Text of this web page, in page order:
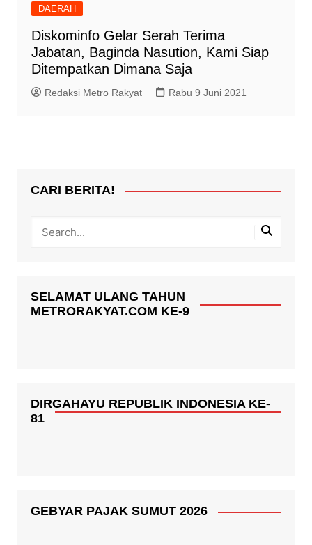
DAERAH
Diskominfo Gelar Serah Terima
Jabatan, Baginda Nasution, Kami Siap
Ditempatkan Dimana Saja
Redaksi Metro Rakyat Rabu 9 Juni 2021
CARI BERITA!
SELAMAT ULANG TAHUN
METRORAKYAT.COM KE-9
DIRGAHAYU REPUBLIK INDONESIA KE-
81
GEBYAR PAJAK SUMUT 2026